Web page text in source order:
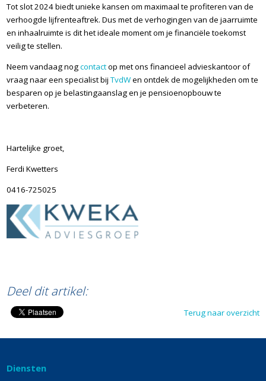
Tot slot 2024 biedt unieke kansen om maximaal teprofiteren van de
verhoogde lijfrenteaftrek. Dus met de verhogingen van de jaarruimte
en inhaalruimte is dit het ideale moment om je financiële toekomst
veilig te stellen.
Neem vandaag nogcontactop met ons financieel advieskantoor of
vraag naar een specialist bijTvdWen ontdek de mogelijkheden om te
besparen op je belastingaanslag en je pensioenopbouw te
verbeteren.
Hartelijke groet,
Ferdi Kwetters
0416-725025
Deel dit artikel:
Terug naar overzicht
Diensten